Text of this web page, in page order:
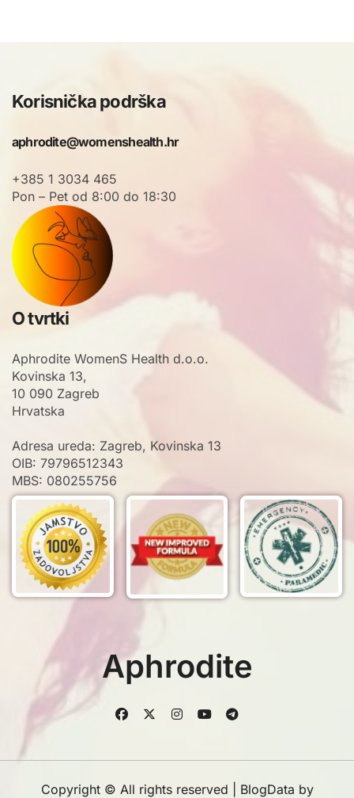
Korisnička podrška
aphrodite@womenshealth.hr
+385 1 3034 465
Pon – Pet od 8:00 do 18:30
O tvrtki
Aphrodite WomenS Health d.o.o.
Kovinska 13,
10 090 Zagreb
Hrvatska
Adresa ureda: Zagreb, Kovinska 13
OIB: 79796512343
MBS: 080255756
Aphrodite
Copyright © All rights reserved BlogData by